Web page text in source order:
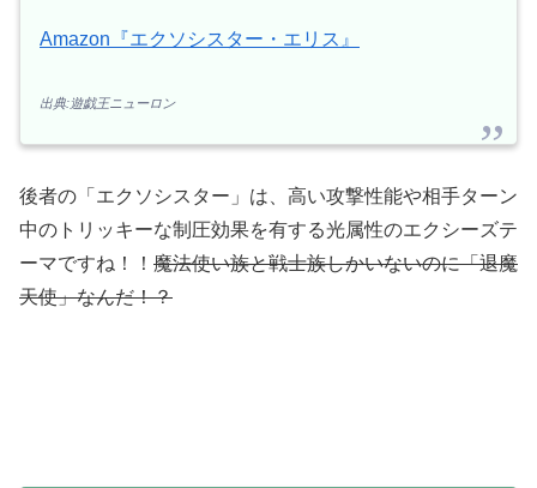
Amazon『エクソシスター・エリス』
出典:遊戯王ニューロン
後者の「エクソシスター」は、高い攻撃性能や相手ターン
中のトリッキーな制圧効果を有する光属性のエクシーズテ
ーマですね！！ 魔法使い族と戦士族しかいないのに「退魔
天使」なんだ！？